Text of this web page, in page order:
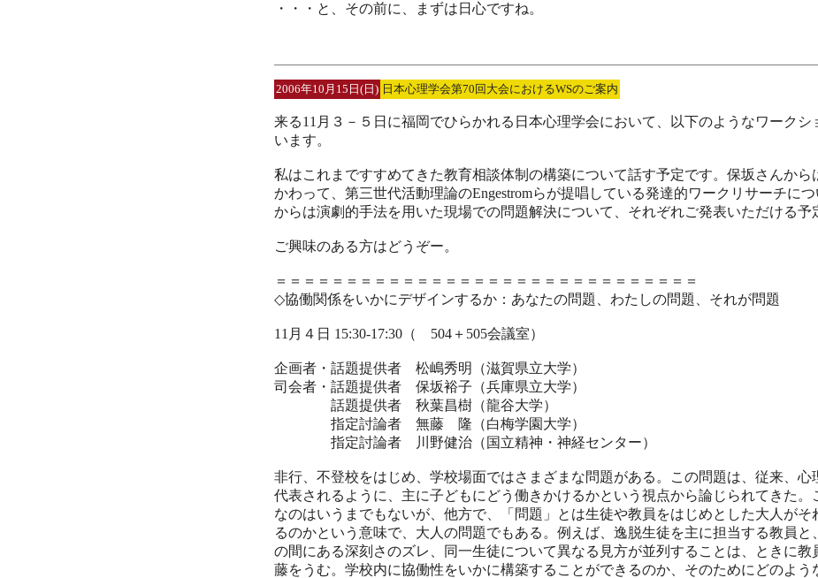
・・・と、その前に、まずは日心ですね。
2006年10月15日(日) 日本心理学会第70回大会におけるWSのご案内
来る11月３－５日に福岡でひらかれる日本心理学会において、以下のようなワークシ
います。
私はこれまですすめてきた教育相談体制の構築について話す予定です。保坂さんから
かわって、第三世代活動理論のEngestromらが提唱している発達的ワークリサーチに
からは演劇的手法を用いた現場での問題解決について、それぞれご発表いただける予
ご興味のある方はどうぞー。
＝＝＝＝＝＝＝＝＝＝＝＝＝＝＝＝＝＝＝＝＝＝＝＝＝＝＝＝＝＝
◇協働関係をいかにデザインするか：あなたの問題、わたしの問題、それが問題
11月４日 15:30-17:30（ 504＋505会議室）
企画者・話題提供者 松嶋秀明（滋賀県立大学）
司会者・話題提供者 保坂裕子（兵庫県立大学）
話題提供者 秋葉昌樹（龍谷大学）
指定討論者 無藤 隆（白梅学園大学）
指定討論者 川野健治（国立精神・神経センター）
非行、不登校をはじめ、学校場面ではさまざまな問題がある。この問題は、従来、心
代表されるように、主に子どもにどう働きかけるかという視点から論じられてきた。
なのはいうまでもないが、他方で、「問題」とは生徒や教員をはじめとした大人がそ
るのかという意味で、大人の問題でもある。例えば、逸脱生徒を主に担当する教員と
の間にある深刻さのズレ、同一生徒について異なる見方が並列することは、ときに教
藤をうむ。学校内に協働性をいかに構築することができるのか、そのためにどのよう